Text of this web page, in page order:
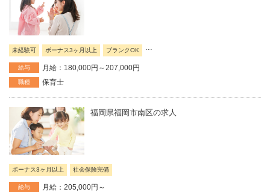
未経験可 ボーナス3ヶ月以上 ブランクOK
給与 月給：180,000円～207,000円
職種 保育士
福岡県福岡市南区の求人
ボーナス3ヶ月以上 社会保険完備
給与 月給：205,000円～